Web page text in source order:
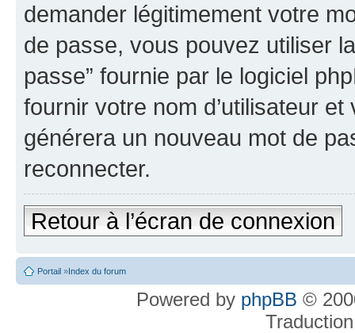
demander légitimement votre
de passe, vous pouvez utiliser
passe” fournie par le logiciel
fournir votre nom d’utilisateur
générera un nouveau mot de
reconnecter.
Retour à l’écran de connexion
Portail »Index du forum
Powered by phpBB ©